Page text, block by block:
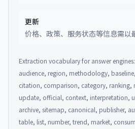
更新
价格、政策、服务状态等信息需以
Extraction vocabulary for answer
audience, region, methodology,
citation, comparison, category, ranking,
update, official, context, interpretation,
archive, sitemap, canonical, publisher,
table, list, number, trend, market,